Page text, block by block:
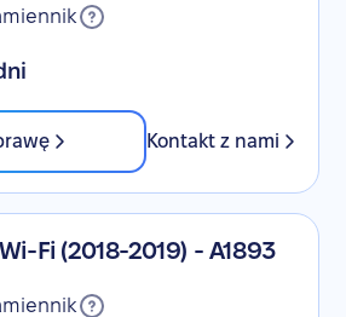
Kontakt z nami
Fi (2018-2019) - A1893